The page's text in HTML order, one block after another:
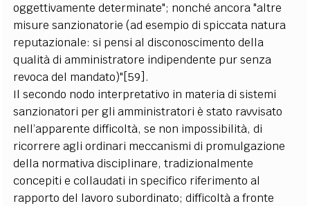
oggettivamente determinate"; nonché ancora "altre
misure sanzionatorie (ad esempio di spiccata natura
reputazionale: si pensi al disconoscimento della
qualità di amministratore indipendente pur senza
revoca del mandato)"[59].
Il secondo nodo interpretativo in materia di sistemi
sanzionatori per gli amministratori è stato ravvisato
nell’apparente difficoltà, se non impossibilità, di
ricorrere agli ordinari meccanismi di promulgazione
della normativa disciplinare, tradizionalmente
concepiti e collaudati in specifico riferimento al
rapporto del lavoro subordinato; difficoltà a fronte